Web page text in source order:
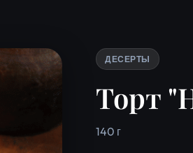
ДЕСЕРТЫ
Торт
140 г